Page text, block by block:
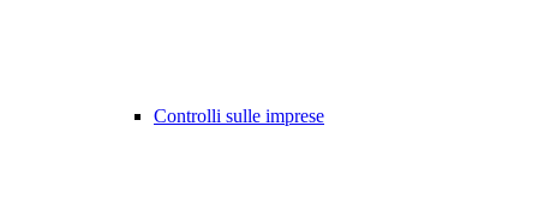
Controlli sulle imprese